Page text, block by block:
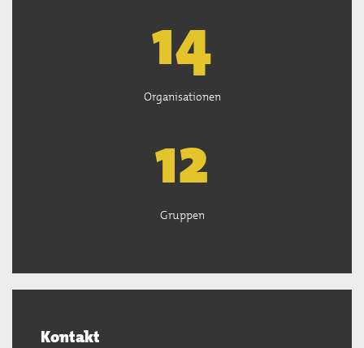
14
Organisationen
12
Gruppen
Kontakt